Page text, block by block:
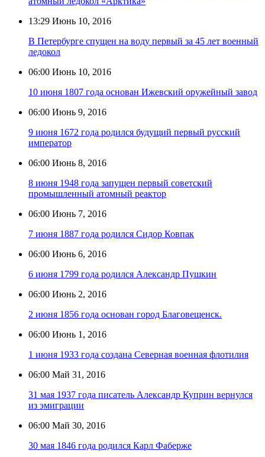
13:29 Июнь 10, 2016
В Петербурге спущен на воду первый за 45 лет военный
ледокол
06:00 Июнь 10, 2016
10 июня 1807 года основан Ижевский оружейный завод
06:00 Июнь 9, 2016
9 июня 1672 года родился будущий первый русский
император
06:00 Июнь 8, 2016
8 июня 1948 года запущен первый советский
промышленный атомный реактор
06:00 Июнь 7, 2016
7 июня 1887 года родился Сидор Ковпак
06:00 Июнь 6, 2016
6 июня 1799 года родился Александр Пушкин
06:00 Июнь 2, 2016
2 июня 1856 года основан город Благовещенск.
06:00 Июнь 1, 2016
1 июня 1933 года создана Северная военная флотилия
06:00 Май 31, 2016
31 мая 1937 года писатель Александр Куприн вернулся
из эмиграции
06:00 Май 30, 2016
30 мая 1846 года родился Карл Фаберже